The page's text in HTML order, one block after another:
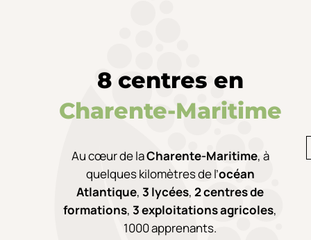
8 centres en
Charente-Maritime
Au cœur de laCharente-Maritime, à
quelques kilomètres de l’océan
Atlantique,3 lycées,2 centres de
formations,3 exploitations agricoles,
1000 apprenants.